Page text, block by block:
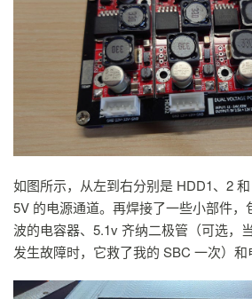
如图所示，从左到右分别是 HDD1、2
5V 的电源通道。再焊接了一些小部件，
波的电容器、5.1v 齐纳二极管（可选，
发生故障时，它救了我的 SBC 一次）和